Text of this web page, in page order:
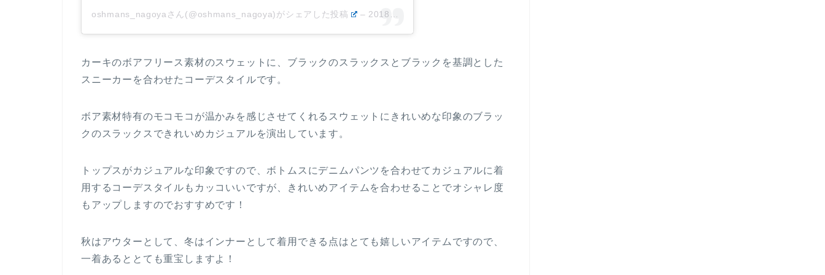
oshmans_nagoyaさん(@oshmans_nagoya)がシェアした投稿 – 2018年11月月6日午後3時54分PST
カーキのボアフリース素材のスウェットに、ブラックのスラックスとブラックを基調とした
スニーカーを合わせたコーデスタイルです。
ボア素材特有のモコモコが温かみを感じさせてくれるスウェットにきれいめな印象のブラッ
クのスラックスできれいめカジュアルを演出しています。
トップスがカジュアルな印象ですので、ボトムスにデニムパンツを合わせてカジュアルに着
用するコーデスタイルもカッコいいですが、きれいめアイテムを合わせることでオシャレ度
もアップしますのでおすすめです！
秋はアウターとして、冬はインナーとして着用できる点はとても嬉しいアイテムですので、
一着あるととても重宝しますよ！